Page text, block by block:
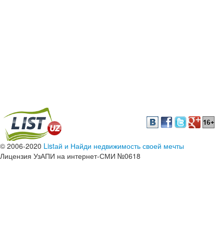
© 2006-2020 Listай и Найди недвижимость своей мечты
Лицензия УзАПИ на интернет-СМИ №0618